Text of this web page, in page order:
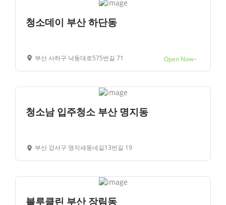
청소데이 부산 하단동
부산 사하구 낙동대로575번길 71 Open Now~
청소남 입주청소 부산 명지동
부산 강서구 명지새동네길13번길 19
블루클린 부산 장림동